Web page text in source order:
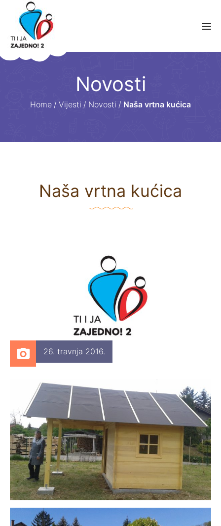
Novosti
Home / Vijesti / Novosti / Naša vrtna kućica
Naša vrtna kućica
26. travnja 2016.